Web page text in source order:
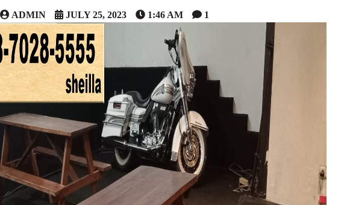
ADMIN JULY 25, 2023 1:46 AM 1